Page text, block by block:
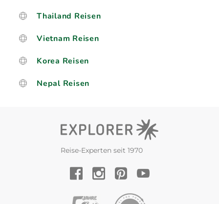
Thailand Reisen
Vietnam Reisen
Korea Reisen
Nepal Reisen
Reise-Experten seit 1970